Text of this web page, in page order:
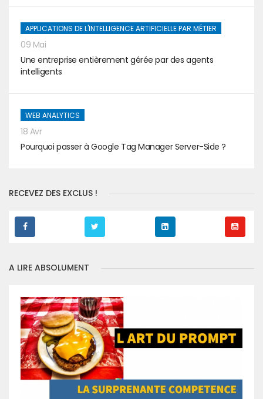
APPLICATIONS DE L'INTELLIGENCE ARTIFICIELLE PAR MÉTIER
09 Mai
Une entreprise entièrement gérée par des agents
intelligents
WEB ANALYTICS
18 Avr
Pourquoi passer à Google Tag Manager Server-Side ?
RECEVEZ DES EXCLUS !
A LIRE ABSOLUMENT